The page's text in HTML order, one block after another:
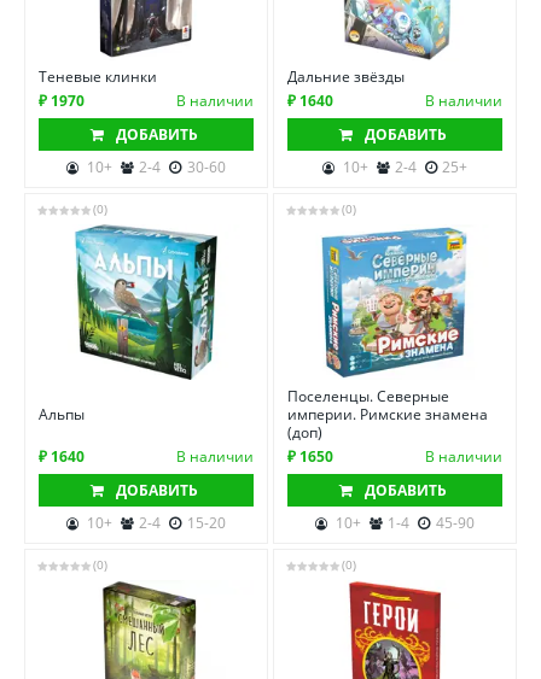
Теневые клинки
₽ 1970
В наличии
ДОБАВИТЬ
10+
2-4 30-60
Дальние звёзды
₽ 1640
В наличии
ДОБАВИТЬ
10+
2-4 25+
(0)
Альпы
₽ 1640
В наличии
ДОБАВИТЬ
10+
2-4 15-20
(0)
Поселенцы. Северные
империи. Римские знамена
(доп)
₽ 1650
В наличии
ДОБАВИТЬ
10+
1-4 45-90
(0) (0)